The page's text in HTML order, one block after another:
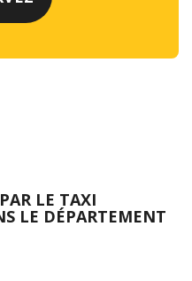
LE TAXI
LE DÉPARTEMENT